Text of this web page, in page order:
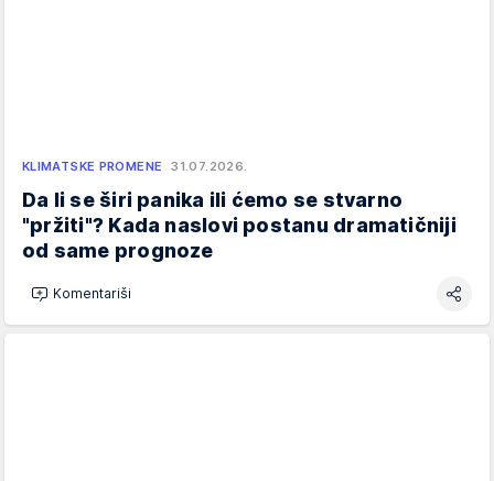
KLIMATSKE PROMENE 31.07.2026.
Da li se širi panika ili ćemo se stvarno
"pržiti"? Kada naslovi postanu dramatičniji
od same prognoze
Komentariši